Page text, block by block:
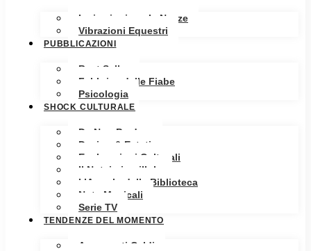
Ispirazioni per le Nozze
Vibrazioni Equestri
PUBBLICAZIONI
Best Seller
Fabbrica delle Fiabe
Psicologia
SHOCK CULTURALE
Da Non Perdere
Design & Estetica
Esplorazioni Culturali
Il Notaio in pillole
L’Angolo della Biblioteca
Note Musicali
Serie TV
TENDENZE DEL MOMENTO
Argomenti Caldi